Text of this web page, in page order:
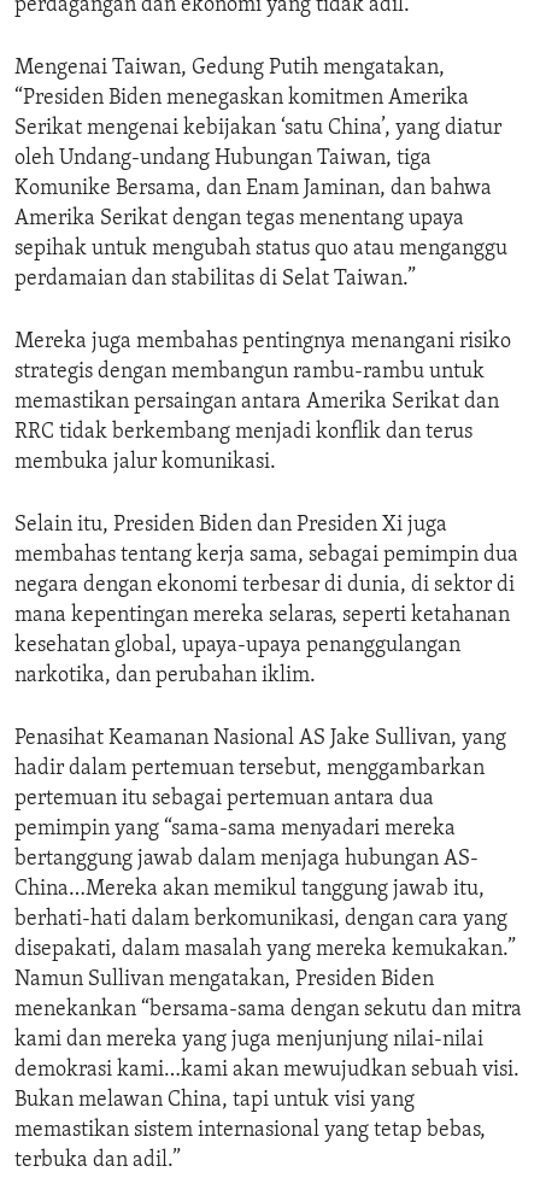
perdagangan dan ekonomi yang tidak adil.
Mengenai Taiwan, Gedung Putih mengatakan,
“Presiden Biden menegaskan komitmen Amerika
Serikat mengenai kebijakan ‘satu China’, yang diatur
oleh Undang-undang Hubungan Taiwan, tiga
Komunike Bersama, dan Enam Jaminan, dan bahwa
Amerika Serikat dengan tegas menentang upaya
sepihak untuk mengubah status quo atau menganggu
perdamaian dan stabilitas di Selat Taiwan.”
Mereka juga membahas pentingnya menangani risiko
strategis dengan membangun rambu-rambu untuk
memastikan persaingan antara Amerika Serikat dan
RRC tidak berkembang menjadi konflik dan terus
membuka jalur komunikasi.
Selain itu, Presiden Biden dan Presiden Xi juga
membahas tentang kerja sama, sebagai pemimpin dua
negara dengan ekonomi terbesar di dunia, di sektor di
mana kepentingan mereka selaras, seperti ketahanan
kesehatan global, upaya-upaya penanggulangan
narkotika, dan perubahan iklim.
Penasihat Keamanan Nasional AS Jake Sullivan, yang
hadir dalam pertemuan tersebut, menggambarkan
pertemuan itu sebagai pertemuan antara dua
pemimpin yang “sama-sama menyadari mereka
bertanggung jawab dalam menjaga hubungan AS-
China…Mereka akan memikul tanggung jawab itu,
berhati-hati dalam berkomunikasi, dengan cara yang
disepakati, dalam masalah yang mereka kemukakan.”
Namun Sullivan mengatakan, Presiden Biden
menekankan “bersama-sama dengan sekutu dan mitra
kami dan mereka yang juga menjunjung nilai-nilai
demokrasi kami…kami akan mewujudkan sebuah visi.
Bukan melawan China, tapi untuk visi yang
memastikan sistem internasional yang tetap bebas,
terbuka dan adil.”